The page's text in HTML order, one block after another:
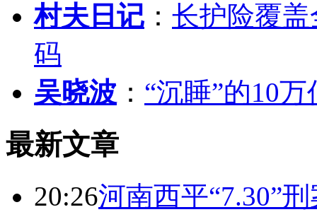
村夫日记 ： 长护险覆
码
吴晓波 ： “沉睡”的10
最新文章
20:26河南西平“7.30”